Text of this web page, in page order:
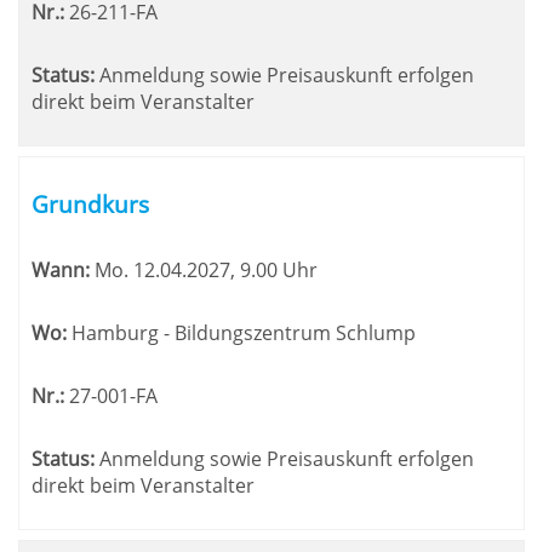
Nr.:26-211-FA
Status:Anmeldung sowie Preisauskunft erfolgen
direkt beim Veranstalter
Grundkurs
Wann: Mo. 12.04.2027, 9.00 Uhr
Wo: Hamburg - Bildungszentrum Schlump
Nr.:27-001-FA
Status:Anmeldung sowie Preisauskunft erfolgen
direkt beim Veranstalter